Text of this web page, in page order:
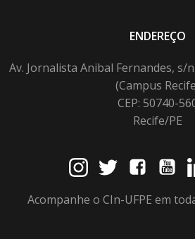
ENDEREÇO
Av. Jornalista Anibal Fernandes, s/
(Campus
CEP: 50740-
Recife/PE
Acompanhe o CIn-UFPE em